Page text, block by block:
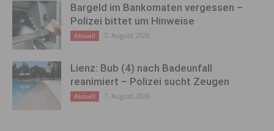
Bargeld im Bankomaten vergessen –
Polizei bittet um Hinweise
Aktuell 7. August 2026
Lienz: Bub (4) nach Badeunfall
reanimiert – Polizei sucht Zeugen
Aktuell 7. August 2026